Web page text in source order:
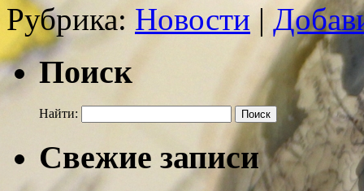
Рубрика: Новости |
Поиск
Найти:
Свежие записи